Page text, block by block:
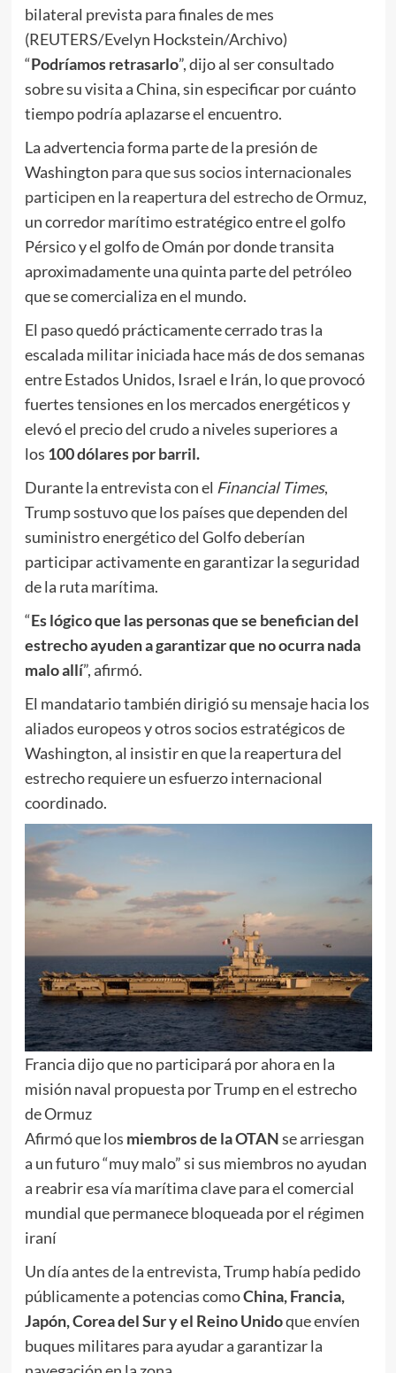
bilateral prevista para finales de mes
(REUTERS/Evelyn Hockstein/Archivo)
“Podríamos retrasarlo”, dijo al ser consultado
sobre su visita a China, sin especificar por cuánto
tiempo podría aplazarse el encuentro.
La advertencia forma parte de la presión de
Washington para que sus socios internacionales
participen en la reapertura del estrecho de Ormuz,
un corredor marítimo estratégico entre el golfo
Pérsico y el golfo de Omán por donde transita
aproximadamente una quinta parte del petróleo
que se comercializa en el mundo.
El paso quedó prácticamente cerrado tras la
escalada militar iniciada hace más de dos semanas
entre Estados Unidos, Israel e Irán, lo que provocó
fuertes tensiones en los mercados energéticos y
elevó el precio del crudo a niveles superiores a
los 100 dólares por barril.
Durante la entrevista con el Financial Times,
Trump sostuvo que los países que dependen del
suministro energético del Golfo deberían
participar activamente en garantizar la seguridad
de la ruta marítima.
“Es lógico que las personas que se benefician del
estrecho ayuden a garantizar que no ocurra nada
malo allí”, afirmó.
El mandatario también dirigió su mensaje hacia los
aliados europeos y otros socios estratégicos de
Washington, al insistir en que la reapertura del
estrecho requiere un esfuerzo internacional
coordinado.
Francia dijo que no participará por ahora en la
misión naval propuesta por Trump en el estrecho
de Ormuz
Afirmó que los miembros de la OTANse arriesgan
a un futuro “muy malo” si sus miembros no ayudan
a reabrir esa vía marítima clave para el comercial
mundial que permanece bloqueada por el régimen
iraní
Un día antes de la entrevista, Trump había pedido
públicamente a potencias comoChina, Francia,
Japón, Corea del Sur y el Reino Unidoque envíen
buques militares para ayudar a garantizar la